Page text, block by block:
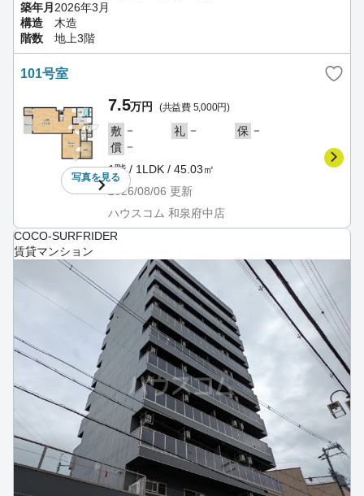
築年月 2026年3月
構造
木造
階数
地上3階
101号室
写真を見る
7.5万円 (共益費 5,000円)
敷 － 礼 － 保 －
償 －
1階 / 1LDK / 45.03㎡
2026/08/06 更新
ハウスコム 和泉府中店
COCO-SURFRIDER
賃貸マンション